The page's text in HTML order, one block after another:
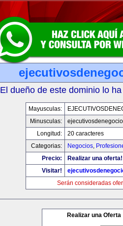
El dueño de este dominio lo
Mayusculas:
Minusculas:
Longitud:
20 caracteres
Categorias:
Negocios,
Precio:
Realizar una oferta!
Visitar!
Serán consideradas
Realizar una Oferta